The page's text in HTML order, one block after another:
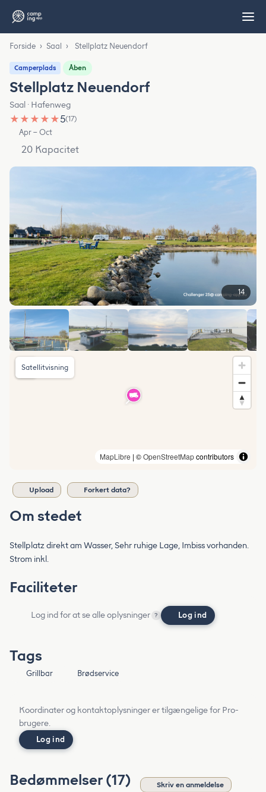
Forside › Saal › Stellplatz Neuendorf
Camperplads Åben
Stellplatz Neuendorf
Saal · Hafenweg
★ ★ ★ ★ ★5(17)
Apr – Oct
20 Kapacitet
14
MapLibre | ©OpenStreetMapcontributors
Satellitvisning
Upload Forkert data?
Om stedet
Stellplatz direkt am Wasser, Sehr ruhige Lage, Imbiss vorhanden.
Strom inkl.
Faciliteter
Log ind for at se alle oplysninger ? Log ind
Tags
Grillbar Brødservice
Koordinater og kontaktoplysninger er tilgængelige for Pro-
brugere.
Log ind
Bedømmelser (17) Skriv en anmeldelse